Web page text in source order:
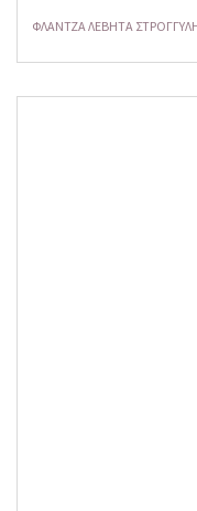
ΦΛΑΝΤΖΑ ΛΕΒΗΤΑ ΣΤΡΟΓΓΥΛΗ